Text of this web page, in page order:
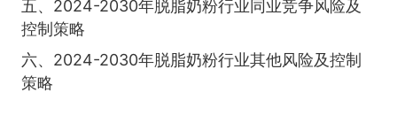
五、2024-2030年脱脂奶粉行业同业竞争风险及
控制策略
六、2024-2030年脱脂奶粉行业其他风险及控制
策略